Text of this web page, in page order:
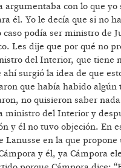
argumentaba con lo que yo
él. Yo le decía que si no
podía ser ministro de
Les dije que por qué no
del Interior, que tiene
surgió la idea de que
que había habido algún
no quisieron saber
ministro del Interior y
y él no tuvo objeción. En
Lanusse en la que propone
y él, ya Cámpora